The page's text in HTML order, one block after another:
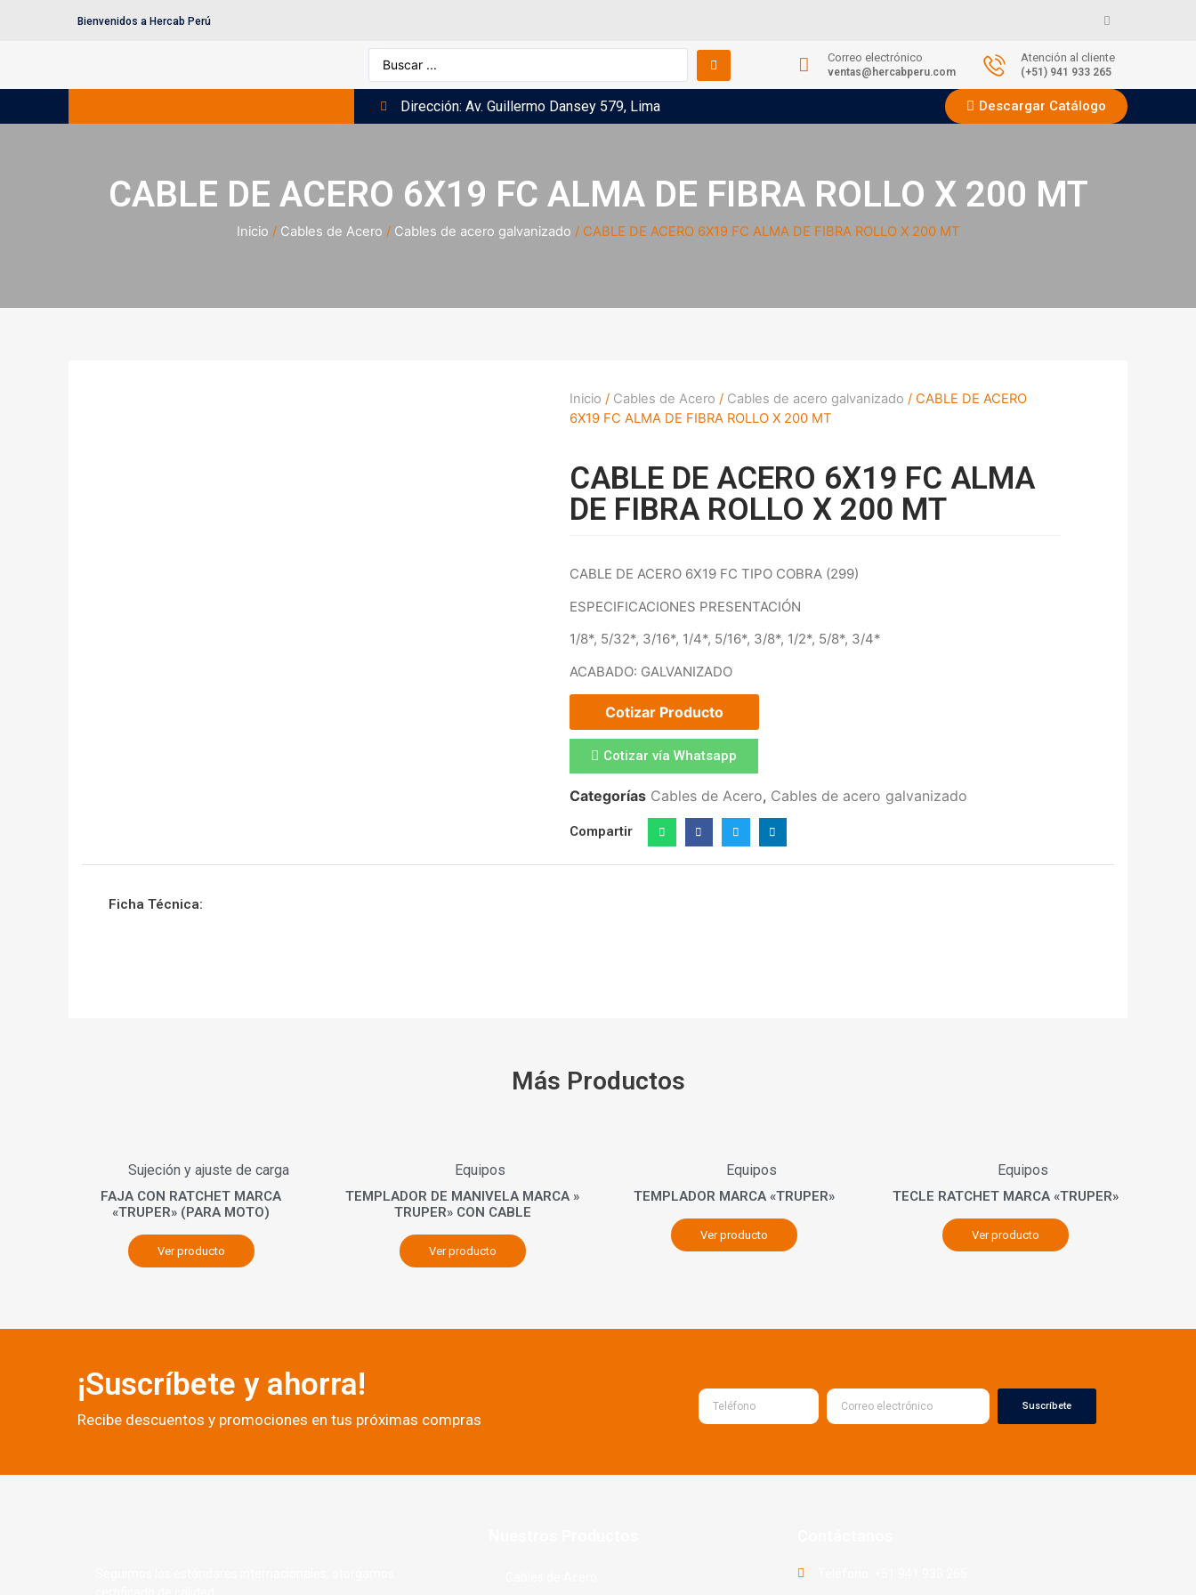
Bienvenidos a Hercab Perú
Correo electrónico
ventas@hercabperu.com
Atención al cliente
(+51) 941 933 265
Dirección: Av. Guillermo Dansey 579, Lima Descargar Catálogo
CABLE DE ACERO 6X19 FC ALMA DE FIBRA ROLLO X 200 MT
Inicio / Cables de Acero / Cables de acero galvanizado / CABLE DE ACERO 6X19 FC ALMA DE FIBRA ROLLO X 200 MT
Inicio / Cables de Acero / Cables de acero galvanizado / CABLE DE ACERO
6X19 FC ALMA DE FIBRA ROLLO X 200 MT
CABLE DE ACERO 6X19 FC ALMA
DE FIBRA ROLLO X 200 MT
CABLE DE ACERO 6X19 FC TIPO COBRA (299)
ESPECIFICACIONES PRESENTACIÓN
1/8*, 5/32*, 3/16*, 1/4*, 5/16*, 3/8*, 1/2*, 5/8*, 3/4*
ACABADO: GALVANIZADO
Cotizar Producto
Cotizar vía Whatsapp
Categorías Cables de Acero, Cables de acero galvanizado
Compartir
Ficha Técnica:
Más Productos
Sujeción y ajuste de carga
FAJA CON RATCHET MARCA
«TRUPER» (PARA MOTO)
Ver producto
Equipos
TEMPLADOR DE MANIVELA MARCA »
TRUPER» CON CABLE
Ver producto
Equipos
TEMPLADOR MARCA «TRUPER»
Ver producto
Equipos
TECLE RATCHET MARCA «TRUPER»
Ver producto
¡Suscríbete y ahorra!
Recibe descuentos y promociones en tus próximas compras
Suscríbete